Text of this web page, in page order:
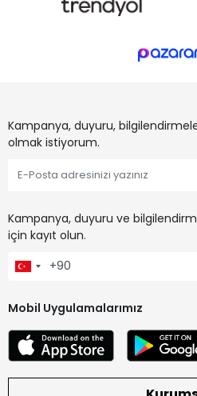
Kampanya, duyuru,
olmak istiyorum.
Kampanya, duyuru ve
için kayıt olun.
Mobil Uygulamalarımız